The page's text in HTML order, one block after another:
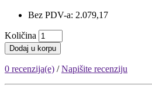
Bez PDV-a: 2.079,17
Količina
Dodaj u korpu
0 recenzija(e) /Napišite recenziju